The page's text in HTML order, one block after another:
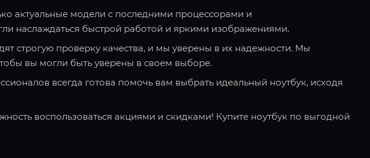
актуальные модели с последними процессорами и
наслаждаться быстрой работой и яркими изображениями.
строгую проверку качества, и мы уверены в их надежности. Мы
вы могли быть уверены в своем выборе.
всегда готова помочь вам выбрать идеальный ноутбук, исходя
воспользоваться акциями и скидками! Купите ноутбук по выгодной